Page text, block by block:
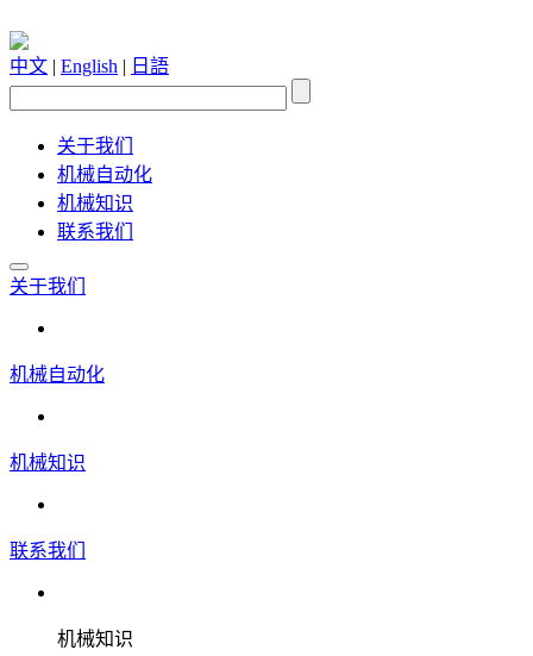
中文 | English | 日語
关于我们
机械自动化
机械知识
联系我们
关于我们
机械自动化
机械知识
联系我们
机械知识